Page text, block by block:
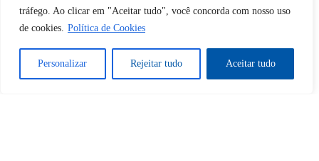
tráfego. Ao clicar em "Aceitar tudo", você concorda com nosso uso
de cookies. Política de Cookies
Personalizar Rejeitar tudo Aceitar tudo